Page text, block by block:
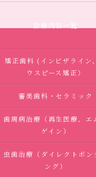
診療内容一覧
矯正歯科 (インビザライン
ウスピース矯正）
審美歯科・セラミック
歯周病治療（再生医療、エ
ゲイン）
虫歯治療（ダイレクトボン
ング）